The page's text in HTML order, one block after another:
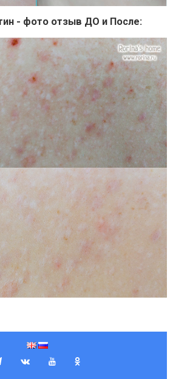
- фото отзыв ДО и После: